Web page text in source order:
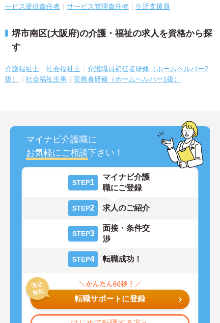
ービス提供責任者
サービス管理責任者 生活支援員
堺市南区(大阪府)の介護・福祉の求人を資格から探
す
介護福祉士 社会福祉士
介護職員初任者研修（ホームヘルパー2
級）
社会福祉主事 実務者研修（ホームヘルパー1級）
マイナビ介護職に
お気軽にご相談下さい！
STEP1
マイナビ介護
職にご登録
STEP2 求人のご紹介
STEP3
面接・条件交
渉
STEP4 転職成功！
転職サポートに登録